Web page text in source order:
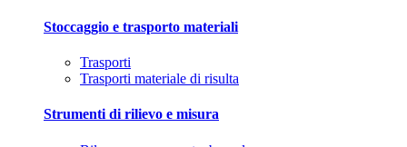
Stoccaggio e trasporto materiali
Trasporti
Trasporti materiale di risulta
Strumenti di rilievo e misura